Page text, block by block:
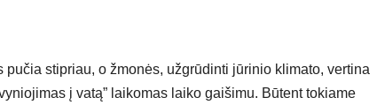
stipriau, o žmonės, užgrūdinti jūrinio klimato, vertina
į vatą” laikomas laiko gaišimu. Būtent tokiame